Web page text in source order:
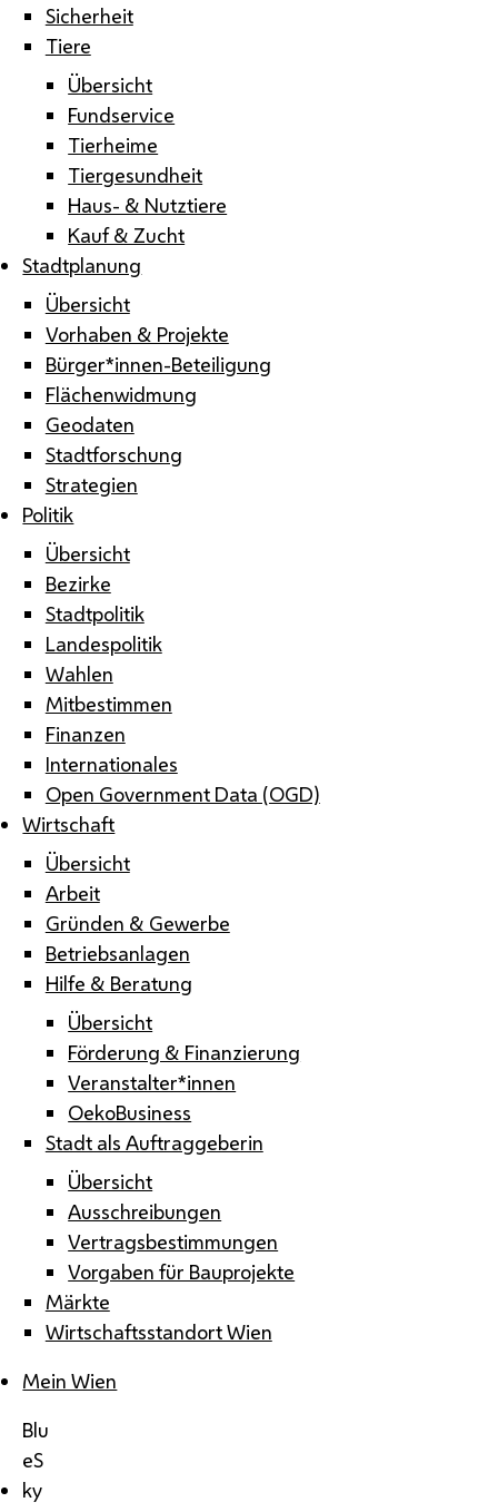
Sicherheit
Tiere
Übersicht
Fundservice
Tierheime
Tiergesundheit
Haus- & Nutztiere
Kauf & Zucht
Stadtplanung
Übersicht
Vorhaben & Projekte
Bürger*innen-Beteiligung
Flächenwidmung
Geodaten
Stadtforschung
Strategien
Politik
Übersicht
Bezirke
Stadtpolitik
Landespolitik
Wahlen
Mitbestimmen
Finanzen
Internationales
Open Government Data (OGD)
Wirtschaft
Übersicht
Arbeit
Gründen & Gewerbe
Betriebsanlagen
Hilfe & Beratung
Übersicht
Förderung & Finanzierung
Veranstalter*innen
OekoBusiness
Stadt als Auftraggeberin
Übersicht
Ausschreibungen
Vertragsbestimmungen
Vorgaben für Bauprojekte
Märkte
Wirtschaftsstandort Wien
Mein Wien
Blu
eS
ky